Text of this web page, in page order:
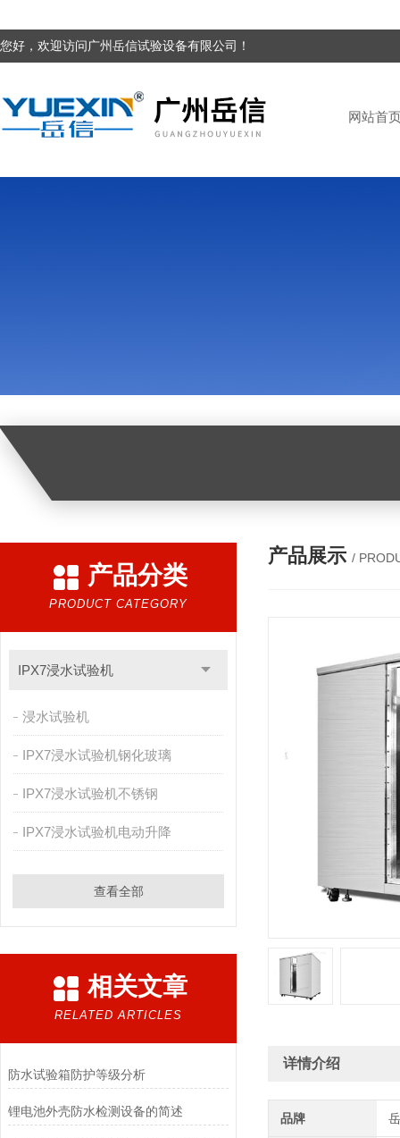
您好，欢迎访问广州岳信试验设备有限公司！
网站首
产品分类
PRODUCT CATEGORY
IPX7浸水试验机
浸水试验机
IPX7浸水试验机钢化玻璃
IPX7浸水试验机不锈钢
IPX7浸水试验机电动升降
查看全部
相关文章
RELATED ARTICLES
防水试验箱防护等级分析
锂电池外壳防水检测设备的简述
产品展示 /
详情介绍
品牌